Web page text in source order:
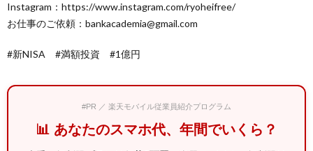
Instagram：https://www.instagram.com/ryoheifree/
お仕事のご依頼：bankacademia@gmail.com
#新NISA #満額投資 #1億円
#PR ／ 楽天モバイル従業員紹介プログラム
📊 あなたのスマホ代、年間でいくら？